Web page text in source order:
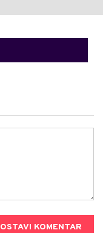
OSTAVI KOMENTAR